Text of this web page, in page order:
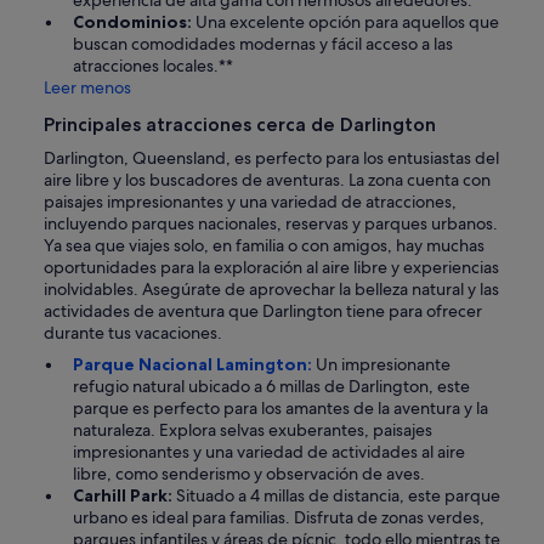
Condominios: Una excelente opción para aquellos que
buscan comodidades modernas y fácil acceso a las
atracciones locales.**
Leer menos
Principales atracciones cerca de Darlington
Darlington, Queensland, es perfecto para los entusiastas del
aire libre y los buscadores de aventuras. La zona cuenta con
paisajes impresionantes y una variedad de atracciones,
incluyendo parques nacionales, reservas y parques urbanos.
Ya sea que viajes solo, en familia o con amigos, hay muchas
oportunidades para la exploración al aire libre y experiencias
inolvidables. Asegúrate de aprovechar la belleza natural y las
actividades de aventura que Darlington tiene para ofrecer
durante tus vacaciones.
Parque Nacional Lamington: Un impresionante
refugio natural ubicado a 6 millas de Darlington, este
parque es perfecto para los amantes de la aventura y la
naturaleza. Explora selvas exuberantes, paisajes
impresionantes y una variedad de actividades al aire
libre, como senderismo y observación de aves.
Carhill Park: Situado a 4 millas de distancia, este parque
urbano es ideal para familias. Disfruta de zonas verdes,